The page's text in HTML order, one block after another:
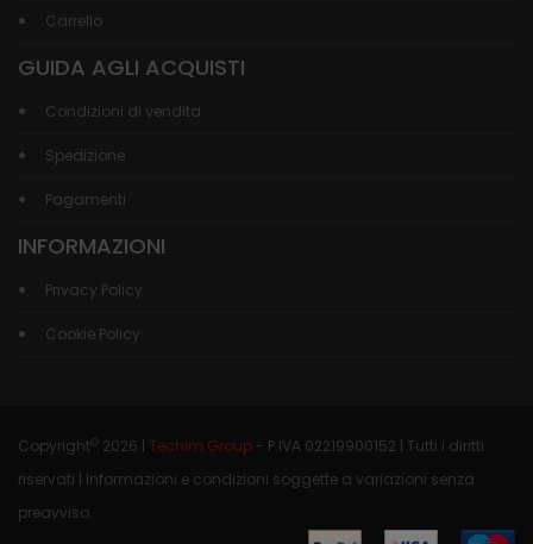
Carrello
GUIDA AGLI ACQUISTI
Condizioni di vendita
Spedizione
Pagamenti
INFORMAZIONI
Privacy Policy
Cookie Policy
Copyright© 2026 | Techim Group - P.IVA 02219900152 | Tutti i diritti
riservati | Informazioni e condizioni soggette a variazioni senza
preavviso.